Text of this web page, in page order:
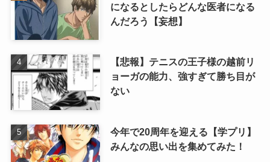
になるとしたらどんな医者になる
んだろう【妄想】
【悲報】テニスの王子様の越前リ
ョーガの能力、強すぎて勝ち目が
ない
今年で20周年を迎える【学プリ】
みんなの思い出を集めてみた！